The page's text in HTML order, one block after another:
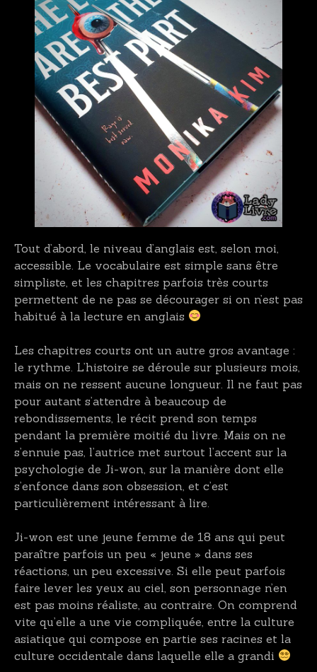
Tout d’abord, le niveau d’anglais est, selon moi,
accessible. Le vocabulaire est simple sans être
simpliste, et les chapitres parfois très courts
permettent de ne pas se décourager si on n’est pas
habitué à la lecture en anglais
Les chapitres courts ont un autre gros avantage :
le rythme. L’histoire se déroule sur plusieurs mois,
mais on ne ressent aucune longueur. Il ne faut pas
pour autant s’attendre à beaucoup de
rebondissements, le récit prend son temps
pendant la première moitié du livre. Mais on ne
s’ennuie pas, l’autrice met surtout l’accent sur la
psychologie de Ji-won, sur la manière dont elle
s’enfonce dans son obsession, et c’est
particulièrement intéressant à lire.
Ji-won est une jeune femme de 18 ans qui peut
paraître parfois un peu « jeune » dans ses
réactions, un peu excessive. Si elle peut parfois
faire lever les yeux au ciel, son personnage n’en
est pas moins réaliste, au contraire. On comprend
vite qu’elle a une vie compliquée, entre la culture
asiatique qui compose en partie ses racines et la
culture occidentale dans laquelle elle a grandi